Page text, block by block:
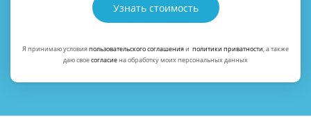
Узнать стоимость
Я принимаю условияпользовательского соглашенияи политики приватности, а также
даю своесогласиена обработку моих персональных данных